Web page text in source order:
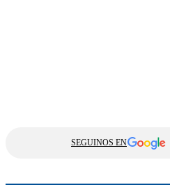
SEGUINOS EN